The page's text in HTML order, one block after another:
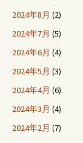
2024年8月 (2)
2024年7月 (5)
2024年6月 (4)
2024年5月 (3)
2024年4月 (6)
2024年3月 (4)
2024年2月 (7)